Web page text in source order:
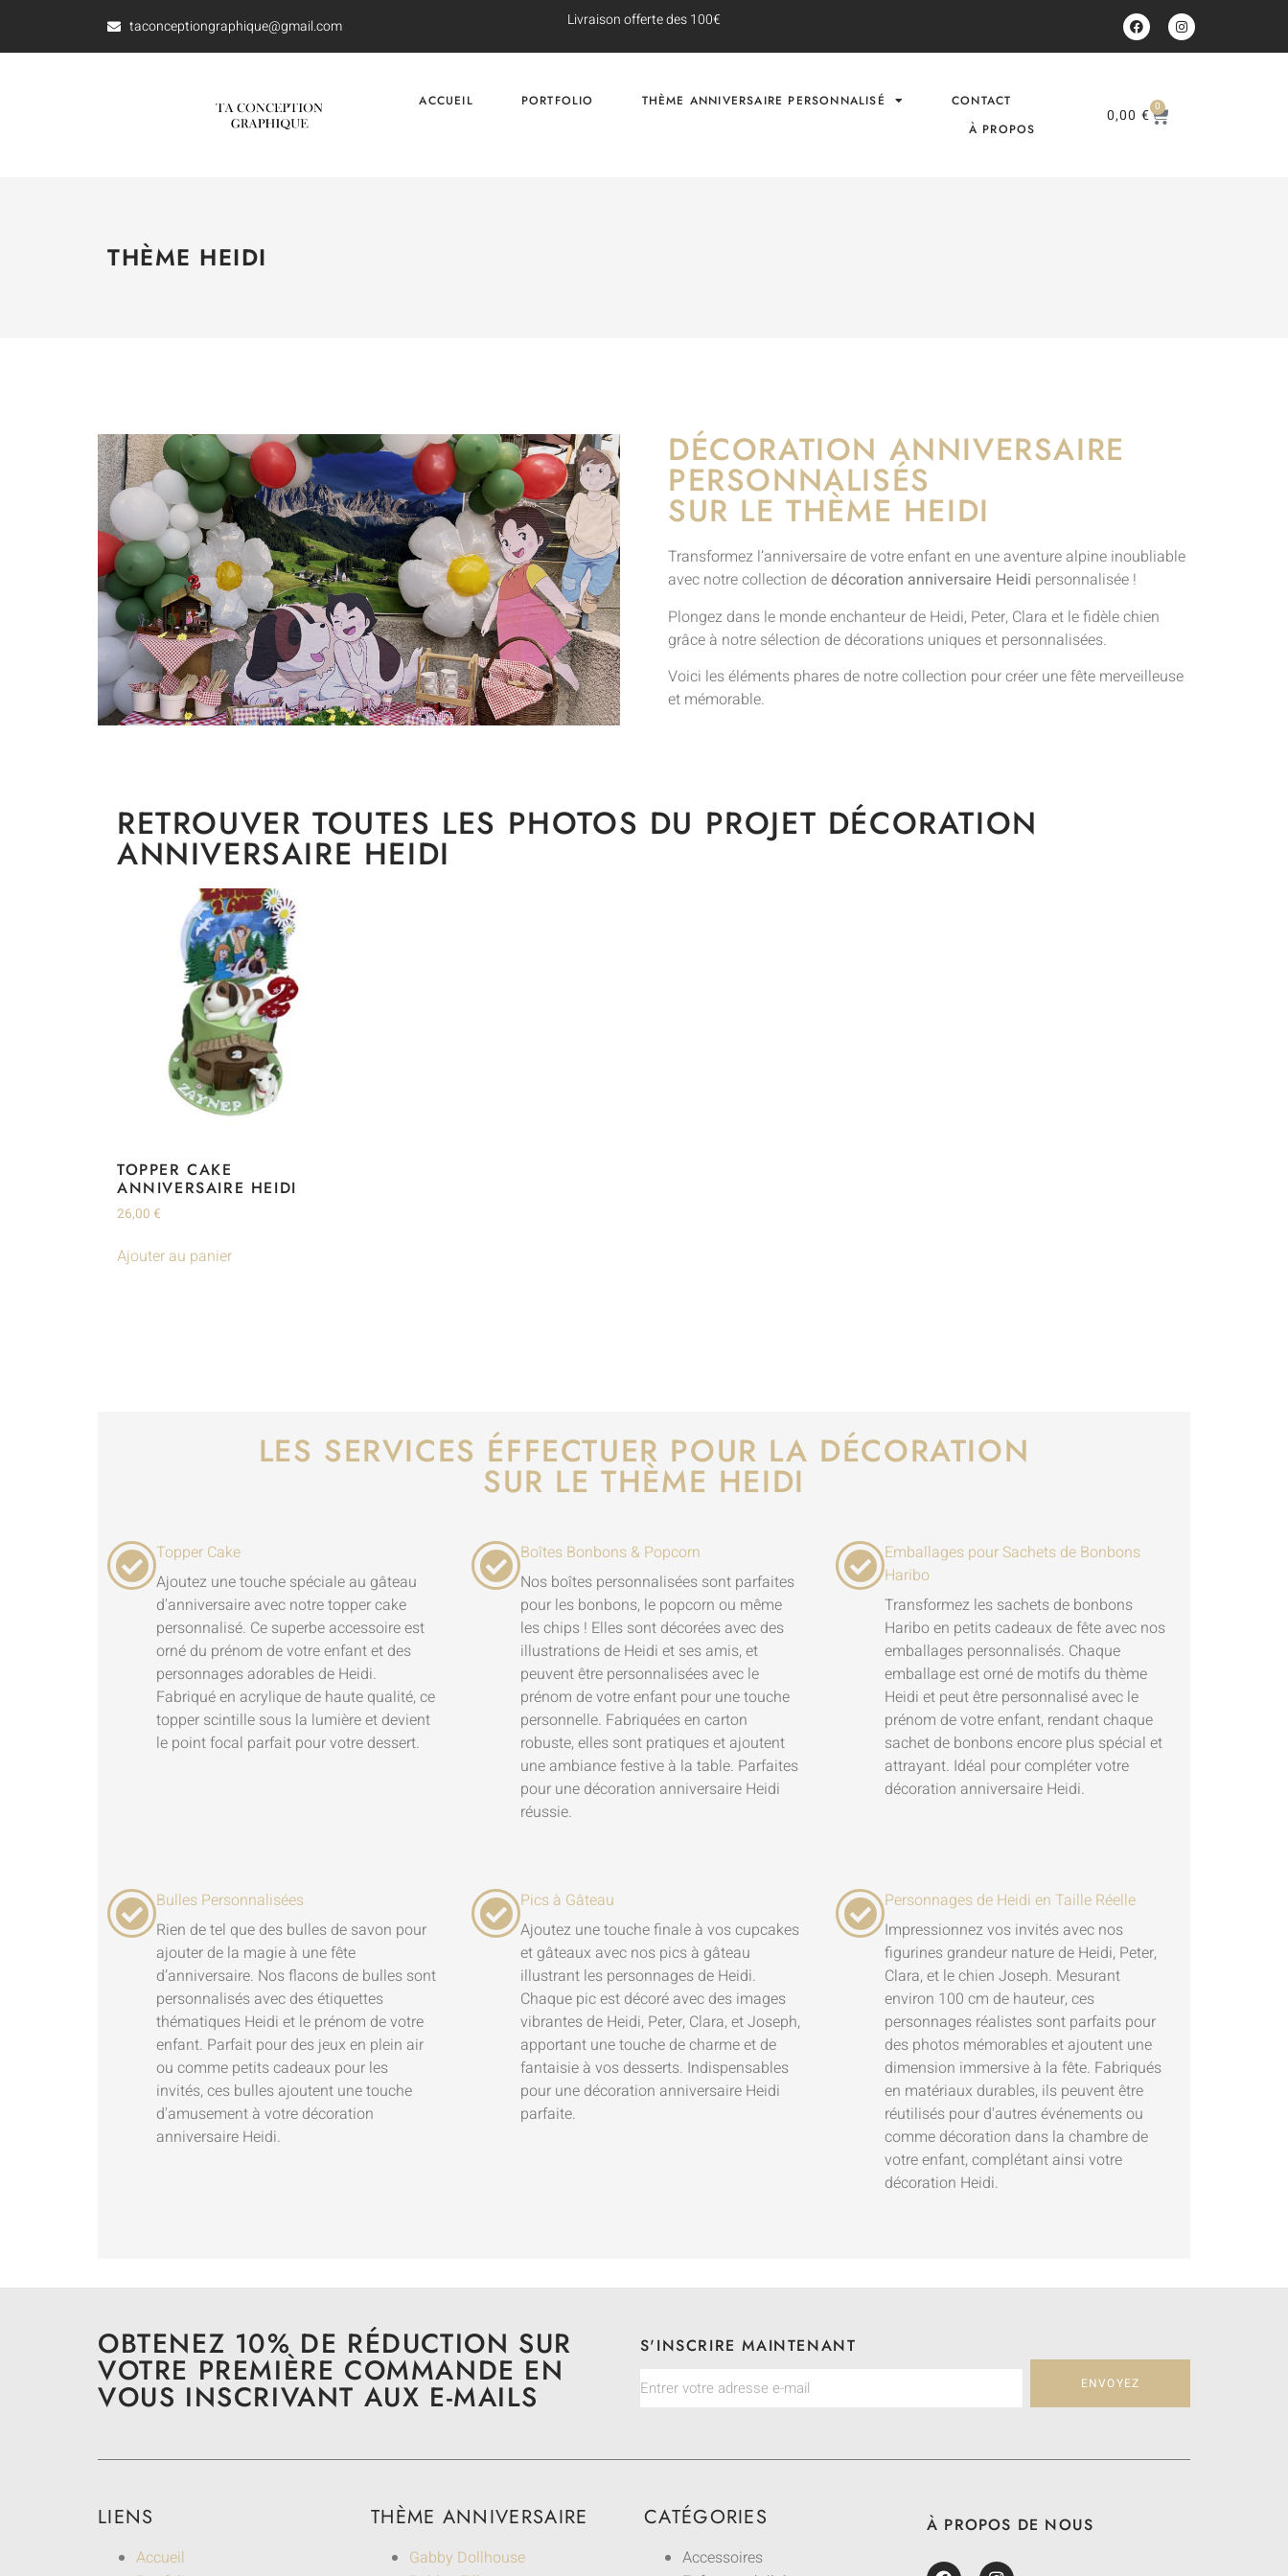
taconceptiongraphique@gmail.com Livraison offerte des 100€
ACCUEIL PORTFOLIO THÈME ANNIVERSAIRE PERSONNALISÉ
CONTACT
À PROPOS
0,00€ 0
THÈME HEIDI
DÉCORATION ANNIVERSAIRE
PERSONNALISÉS
SUR LE THÈME HEIDI
Transformez l’anniversaire de votre enfant en une aventure alpine inoubliable
avec notre collection dedécoration anniversaire Heidi personnalisée !
Plongez dans le monde enchanteur de Heidi, Peter, Clara et le fidèle chien
grâce à notre sélection de décorations uniques et personnalisées.
Voici les éléments phares de notre collection pour créer une fête merveilleuse
et mémorable.
RETROUVER TOUTES LES PHOTOS DU PROJET DÉCORATION
ANNIVERSAIRE HEIDI
TOPPER CAKE
ANNIVERSAIRE HEIDI
26,00 €
Ajouter au panier
LES SERVICES ÉFFECTUER POUR LA DÉCORATION
SUR LE THÈME HEIDI
Topper Cake
Ajoutez une touche spéciale au gâteau
d'anniversaire avec notre topper cake
personnalisé. Ce superbe accessoire est
orné du prénom de votre enfant et des
personnages adorables de Heidi.
Fabriqué en acrylique de haute qualité, ce
topper scintille sous la lumière et devient
le point focal parfait pour votre dessert.
Boîtes Bonbons & Popcorn
Nos boîtes personnalisées sont parfaites
pour les bonbons, le popcorn ou même
les chips ! Elles sont décorées avec des
illustrations de Heidi et ses amis, et
peuvent être personnalisées avec le
prénom de votre enfant pour une touche
personnelle. Fabriquées en carton
robuste, elles sont pratiques et ajoutent
une ambiance festive à la table. Parfaites
pour une décoration anniversaire Heidi
réussie.
Emballages pour Sachets de Bonbons
Haribo
Transformez les sachets de bonbons
Haribo en petits cadeaux de fête avec nos
emballages personnalisés. Chaque
emballage est orné de motifs du thème
Heidi et peut être personnalisé avec le
prénom de votre enfant, rendant chaque
sachet de bonbons encore plus spécial et
attrayant. Idéal pour compléter votre
décoration anniversaire Heidi.
Bulles Personnalisées
Rien de tel que des bulles de savon pour
ajouter de la magie à une fête
d’anniversaire. Nos flacons de bulles sont
personnalisés avec des étiquettes
thématiques Heidi et le prénom de votre
enfant. Parfait pour des jeux en plein air
ou comme petits cadeaux pour les
invités, ces bulles ajoutent une touche
d'amusement à votre décoration
anniversaire Heidi.
Pics à Gâteau
Ajoutez une touche finale à vos cupcakes
et gâteaux avec nos pics à gâteau
illustrant les personnages de Heidi.
Chaque pic est décoré avec des images
vibrantes de Heidi, Peter, Clara, et Joseph,
apportant une touche de charme et de
fantaisie à vos desserts. Indispensables
pour une décoration anniversaire Heidi
parfaite.
Personnages de Heidi en Taille Réelle
Impressionnez vos invités avec nos
figurines grandeur nature de Heidi, Peter,
Clara, et le chien Joseph. Mesurant
environ 100 cm de hauteur, ces
personnages réalistes sont parfaits pour
des photos mémorables et ajoutent une
dimension immersive à la fête. Fabriqués
en matériaux durables, ils peuvent être
réutilisés pour d'autres événements ou
comme décoration dans la chambre de
votre enfant, complétant ainsi votre
décoration Heidi.
OBTENEZ 10% DE RÉDUCTION SUR
VOTRE PREMIÈRE COMMANDE EN
VOUS INSCRIVANT AUX E-MAILS
S'INSCRIRE MAINTENANT
ENVOYEZ
LIENS
Accueil
THÈME ANNIVERSAIRE
Gabby Dollhouse
CATÉGORIES
Accessoires
À PROPOS DE NOUS